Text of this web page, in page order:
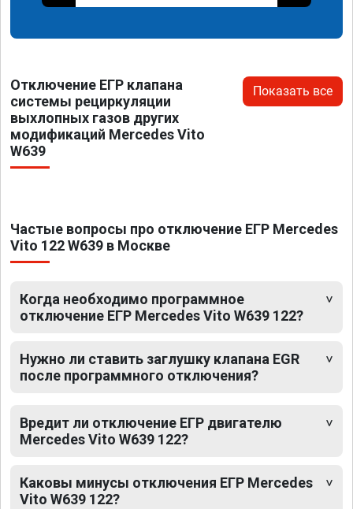
Отключение ЕГР клапана
системы рециркуляции
выхлопных газов других
модификаций Mercedes Vito
W639
Показать все
Частые вопросы про отключение ЕГР Mercedes
Vito 122 W639 в Москве
Когда необходимо программное
отключение ЕГР Mercedes Vito W639 122?
Нужно ли ставить заглушку клапана EGR
после программного отключения?
Вредит ли отключение ЕГР двигателю
Mercedes Vito W639 122?
Каковы минусы отключения ЕГР Mercedes
Vito W639 122?